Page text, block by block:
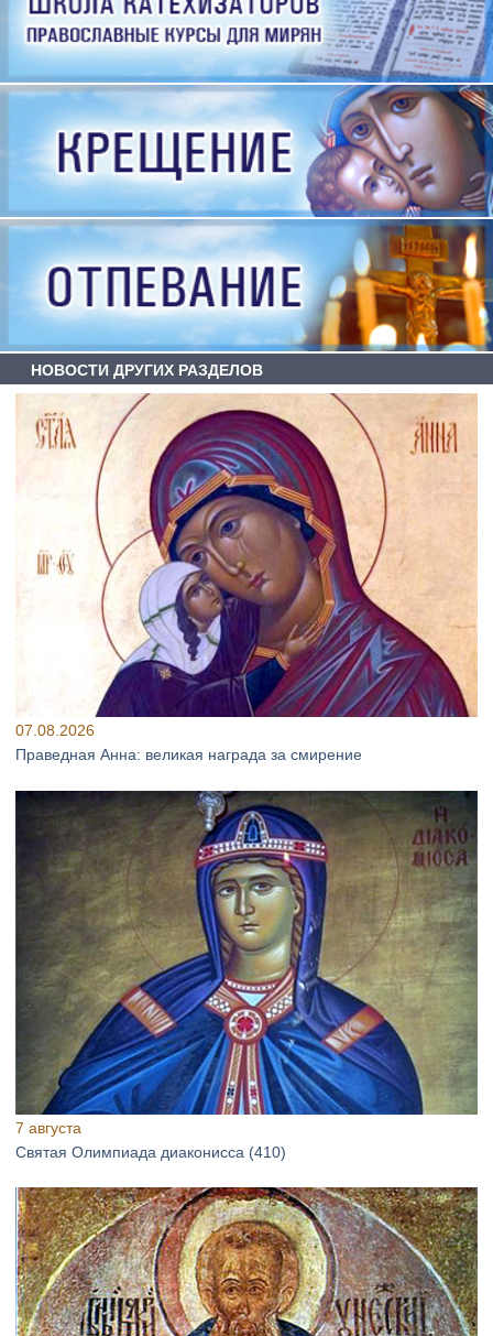
НОВОСТИ ДРУГИХ РАЗДЕЛОВ
07.08.2026
Праведная Анна: великая награда за смирение
7 августа
Святая Олимпиада диаконисса (410)